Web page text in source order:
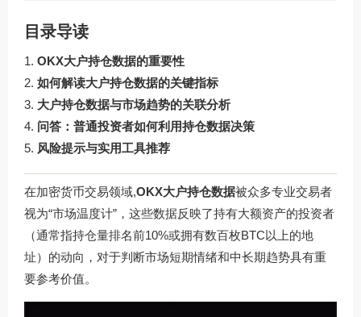
目录导读
OKX大户持仓数据的重要性
如何解读大户持仓数据的关键指标
大户持仓数据与市场趋势的关联分析
问答：普通投资者如何利用持仓数据决策
风险提示与实用工具推荐
在加密货币交易领域,OKX大户持仓数据被众多专业交易者
视为“市场温度计”，这些数据反映了持有大额资产的投资者
（通常指持仓量排名前10%或拥有数百枚BTC以上的地
址）的动向，对于判断市场短期情绪和中长期趋势具有重
要参考价值。